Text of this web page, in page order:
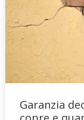
Garanzia